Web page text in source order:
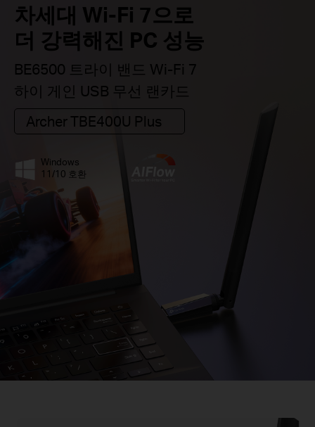
차세대 Wi-Fi 7으로
더 강력해진 PC 성능
BE6500 트라이 밴드 Wi-Fi 7
하이 게인 USB 무선 랜카드
Archer TBE400U Plus
Windows
11/10 호환